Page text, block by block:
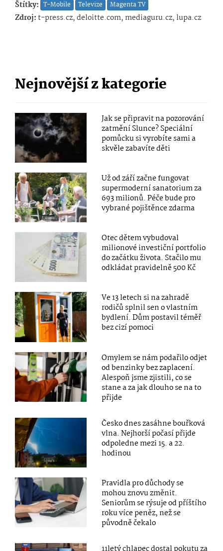
Štítky: T-Mobile Televize Magenta TV
Zdroj:t-press.cz, deloitte.com, mediaguru.cz, lupa.cz
Nejnovější z kategorie
Jak se připravit na pozorování
zatmění Slunce? Speciální
pomůcku si vyrobíte sami a
skvěle zabavíte děti
Už od září začne fungovat
supermoderní sanatorium za
693 milionů. Péče bude pro
vybrané pojištěnce zdarma
Otec dětem vybudoval
milionové investiční portfolio
do začátku života. Stačilo mu
odkládat pravidelně 500 Kč
Ve 13 letech si na zahradě
rodičů splnil sen o vlastním
bydlení. Dům postavil téměř
bez cizí pomoci
Omylem se nám podařilo odjet
od benzinky bez zaplacení.
Alespoň jsme zjistili, co se
stane a za jak dlouho se na to
přijde
Česko dnes zasáhne bouřková
vlna. Nejhorší počasí přijde
odpoledne mezi 15. a 22.
hodinou
Pravidla pro důchody se
mohou znovu změnit.
Seniorům se rýsuje od příštího
roku více peněz, než se
původně čekalo